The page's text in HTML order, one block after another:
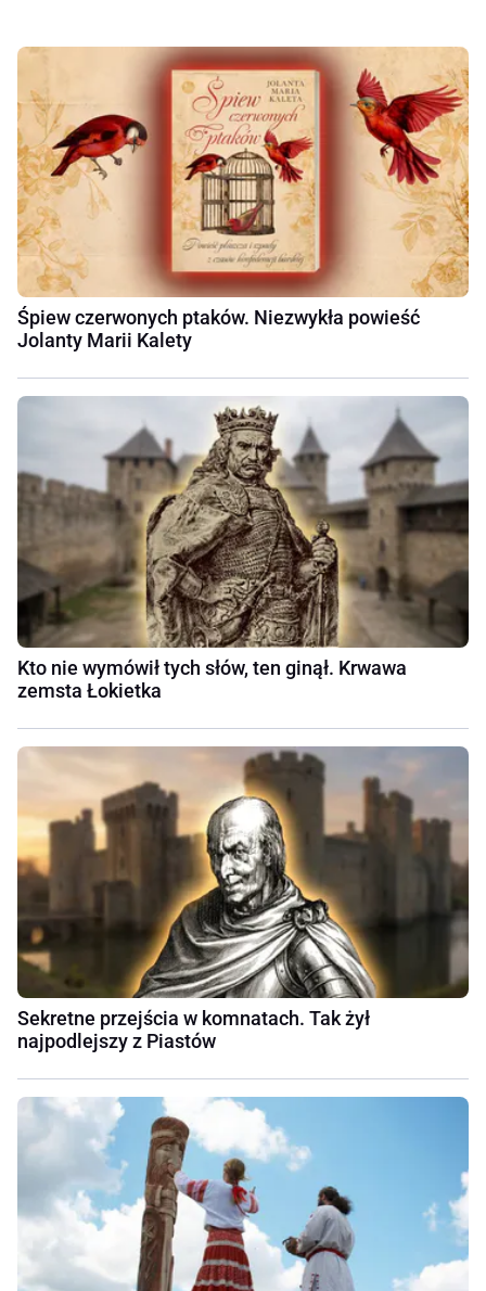
Śpiew czerwonych ptaków. Niezwykła powieść
Jolanty Marii Kalety
Kto nie wymówił tych słów, ten ginął. Krwawa
zemsta Łokietka
Sekretne przejścia w komnatach. Tak żył
najpodlejszy z Piastów